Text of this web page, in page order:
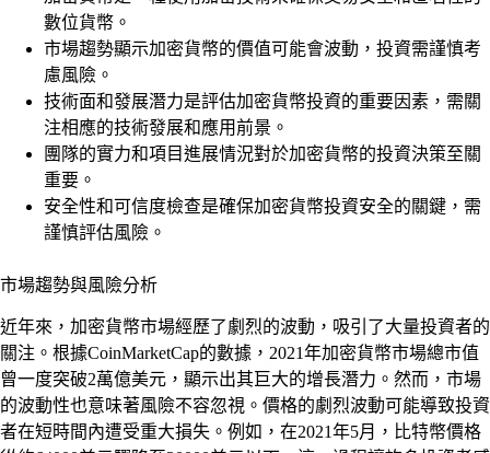
數位貨幣。
市場趨勢顯示加密貨幣的價值可能會波動，投資需謹慎考
慮風險。
技術面和發展潛力是評估加密貨幣投資的重要因素，需關
注相應的技術發展和應用前景。
團隊的實力和項目進展情況對於加密貨幣的投資決策至關
重要。
安全性和可信度檢查是確保加密貨幣投資安全的關鍵，需
謹慎評估風險。
市場趨勢與風險分析
近年來，加密貨幣市場經歷了劇烈的波動，吸引了大量投資者的
關注。根據CoinMarketCap的數據，2021年加密貨幣市場總市值
曾一度突破2萬億美元，顯示出其巨大的增長潛力。然而，市場
的波動性也意味著風險不容忽視。價格的劇烈波動可能導致投資
者在短時間內遭受重大損失。例如，在2021年5月，比特幣價格